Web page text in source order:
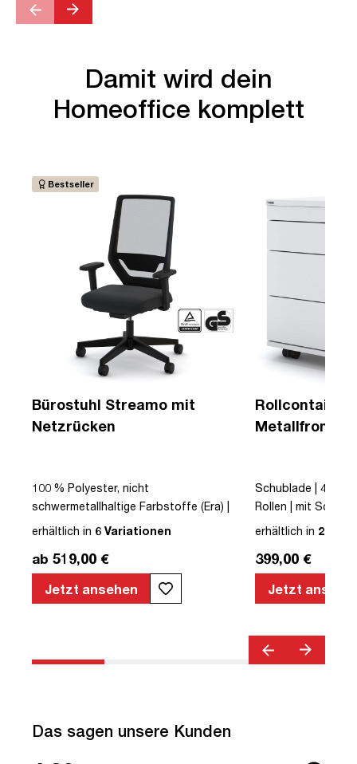
Damit wird dein
Homeoffice komplett
Bestseller
Bürostuhl Streamo mit
Netzrücken
100 % Polyester, nicht
schwermetallhaltige Farbstoffe (Era) |
Schwarz | Drehstuhl | Netzrücken | mit
Höhenverstellbar | Verstellbare
Sitztiefe | Verstellbare Armlehnen |
Verstellbare Sitzneigung | Verstellbare
erhältlich in 6 Variationen
ab 519,00 €
Jetzt ansehen
Rollcontainer
Metallfront
Schublade | 4 |
Rollen | mit
montiert | TÜV©
erhältlich in 2
399,00 €
Jetzt
Das sagen unsere Kunden